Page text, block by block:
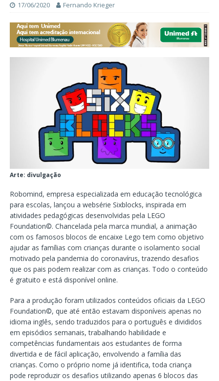
17/06/2020 Fernando Krieger
Arte: divulgação
Robomind, empresa especializada em educação tecnológica
para escolas, lançou a websérie Sixblocks, inspirada em
atividades pedagógicas desenvolvidas pela LEGO
Foundation©️. Chancelada pela marca mundial, a animação
com os famosos blocos de encaixe Lego tem como objetivo
ajudar as famílias com crianças durante o isolamento social
motivado pela pandemia do coronavírus, trazendo desafios
que os pais podem realizar com as crianças. Todo o conteúdo
é gratuito e está disponível online.
Para a produção foram utilizados conteúdos oficiais da LEGO
Foundation©️, que até então estavam disponíveis apenas no
idioma inglês, sendo traduzidos para o português e divididos
em episódios semanais, trabalhando habilidade e
competências fundamentais aos estudantes de forma
divertida e de fácil aplicação, envolvendo a família das
crianças. Como o próprio nome já identifica, toda criança
pode reproduzir os desafios utilizando apenas 6 blocos das